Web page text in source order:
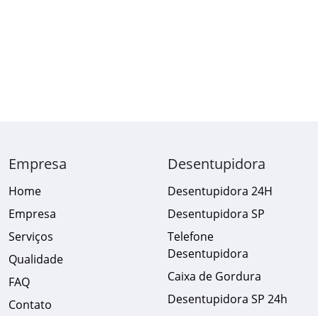
Empresa
Home
Empresa
Serviços
Qualidade
FAQ
Contato
Desentupidora
Desentupidora 24H
Desentupidora SP
Telefone
Desentupidora
Caixa de Gordura
Desentupidora SP 24h